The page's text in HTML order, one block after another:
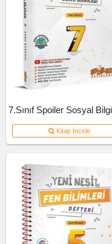
Kitap İncele